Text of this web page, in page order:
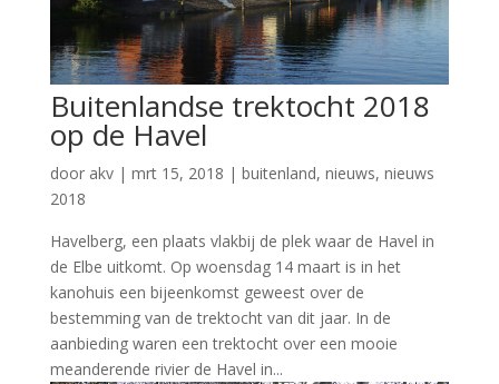
Buitenlandse trektocht 2018
op de Havel
door akv| mrt 15, 2018 | buitenland, nieuws, nieuws
2018
Havelberg, een plaats vlakbij de plek waar de Havel in
de Elbe uitkomt. Op woensdag 14 maart is in het
kanohuis een bijeenkomst geweest over de
bestemming van de trektocht van dit jaar. In de
aanbieding waren een trektocht over een mooie
meanderende rivier de Havel in...